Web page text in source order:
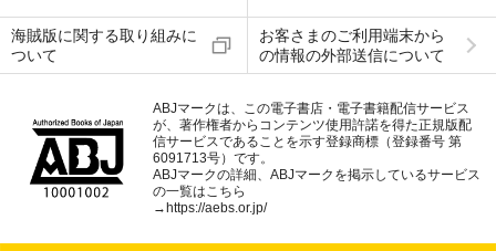
海賊版に関する取り組みに
ついて
お客さまのご利用端末から
の情報の外部送信について
ABJマークは、この電子書店・電子書籍配信サービス
が、著作権者からコンテンツ使用許諾を得た正規版配
信サービスであることを示す登録商標（登録番号 第
6091713号）です。
ABJマークの詳細、ABJマークを掲示しているサービス
の一覧はこちら
→ https://aebs.or.jp/